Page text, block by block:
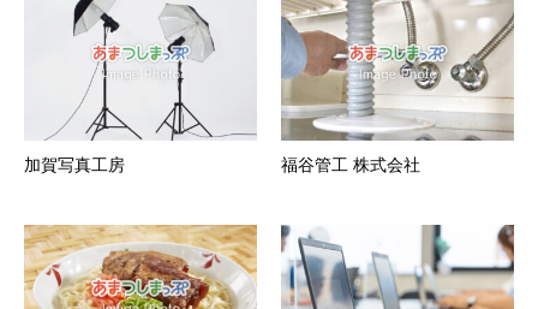
加賀写真工房 福谷管工 株式会社